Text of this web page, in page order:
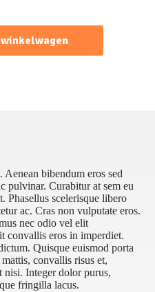
winkelwagen
bibendum eros sed
pulvinar. Curabitur at sem eu
Phasellus scelerisque libero
ac. Cras non vulputate eros.
nec odio vel elit
convallis eros in imperdiet.
Quisque euismod porta
convallis risus et,
nisi. Integer dolor purus,
fringilla lacus.